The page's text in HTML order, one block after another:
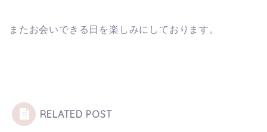
またお会いできる日を楽しみにしております。
RELATED POST